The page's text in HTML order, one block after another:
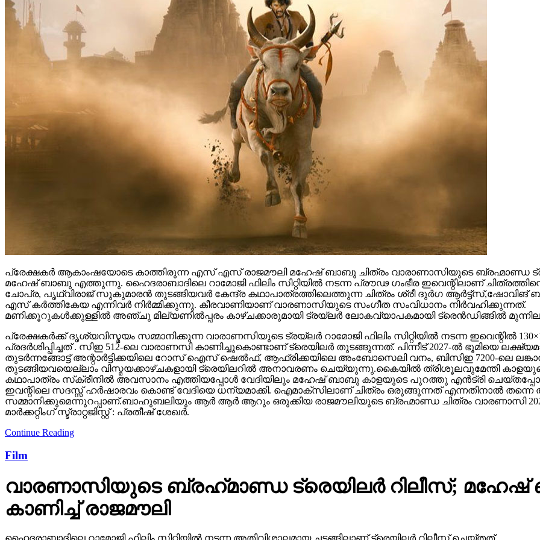
പ്രേക്ഷകർ ആകാംഷയോടെ കാത്തിരുന്ന എസ് എസ് രാജമൗലി മഹേഷ് ബാബു ചിത്രം വാരാണാസിയുടെ ബ്രഹ്മാണ്ഡ
ചോപ്ര, പൃഥ്വിരാജ് സുകുമാരൻ തുടങ്ങിയവർ കേന്ദ്ര കഥാപാത്രത്തിലെത്തുന്ന ചിത്രം ശ്രീ ദുർഗ
എസ് കർത്തികേയ എന്നിവർ നിർമ്മിക്കുന്നു. കീരവാണിയാണ് വാരണാസിയുടെ സംഗീത സംവിധാനം നിർവഹിക്കുന്നത്.
മണിക്കൂറുകൾക്കുള്ളിൽ അഞ്ചു മില്യണിൽപ്പരം കാഴ്ചക്കാരുമായി ട്രയ്ലർ ലോകവ്യാപകമായി ട്രെൻഡിങ്ങിൽ
പ്രേക്ഷകർക്ക് ദൃശ്യവിസ്മയം സമ്മാനിക്കുന്ന വാരാണസിയുടെ ട്രയ്ലർ റാമോജി ഫിലിം സിറ്റിയിൽ നടന്ന ഇവെന്റിൽ
പ്രദർശിപ്പിച്ചത് . സിഇ 512-ലെ വാരാണസി കാണിച്ചുകൊണ്ടാണ് ട്രെയിലര്‍ തുടങ്ങുന്നത്. പിന്നീട് 2027-ല്‍ ഭൂമിയെ
തുടര്‍ന്നങ്ങോട്ട് അന്റാര്‍ട്ടിക്കയിലെ റോസ് ഐസ് ഷെല്‍ഫ്, ആഫ്രിക്കയിലെ അംബോസെലി വനം, ബിസിഇ 7200-ലെ
തുടങ്ങിയവയെല്ലാം വിസ്മയക്കാഴ്ചകളായി ട്രെയിലറില്‍ അനാവരണം ചെയ്യുന്നു.കൈയില്‍ ത്രിശൂലവുമേന്തി
കഥാപാത്രം സ്‌ക്രീനിൽ അവസാനം എത്തിയപ്പോൾ വേദിയിലും മഹേഷ് ബാബു കാളയുടെ പുറത്തു എൻട്രി ചെയ്തപ്പോൾ
ഇവന്റിലെ സദസ്സ് ഹർഷാരവം കൊണ്ട് വേദിയെ ധന്യമാക്കി. ഐമാക്‌സിലാണ് ചിത്രം ഒരുങ്ങുന്നത് എന്നതിനാല്‍ തന്നെ
സമ്മാനിക്കുമെന്നുറപ്പാണ്.ബാഹുബലിയും ആർ ആർ ആറും ഒരുക്കിയ രാജമൗലിയുടെ ബ്രഹ്മാണ്ഡ ചിത്രം വാരണാസി
മാർക്കറ്റിംഗ് സ്ട്രാറ്റജിസ്റ്റ് : പ്രതീഷ് ശേഖർ.
Continue Reading
Film
വാരണാസിയുടെ ബ്രഹ്‌മാണ്ഡ ട്രെയിലര്‍ റിലീസ്; മഹേഷ്
കാണിച്ച് രാജമൗലി
ഹൈദരാബാദിലെ റാമോജി ഫിലിം സിറ്റിയില്‍ നടന്ന അതിവിശാലമായ ചടങ്ങിലാണ് ട്രെയിലര്‍ റിലീസ് ചെയ്തത്.